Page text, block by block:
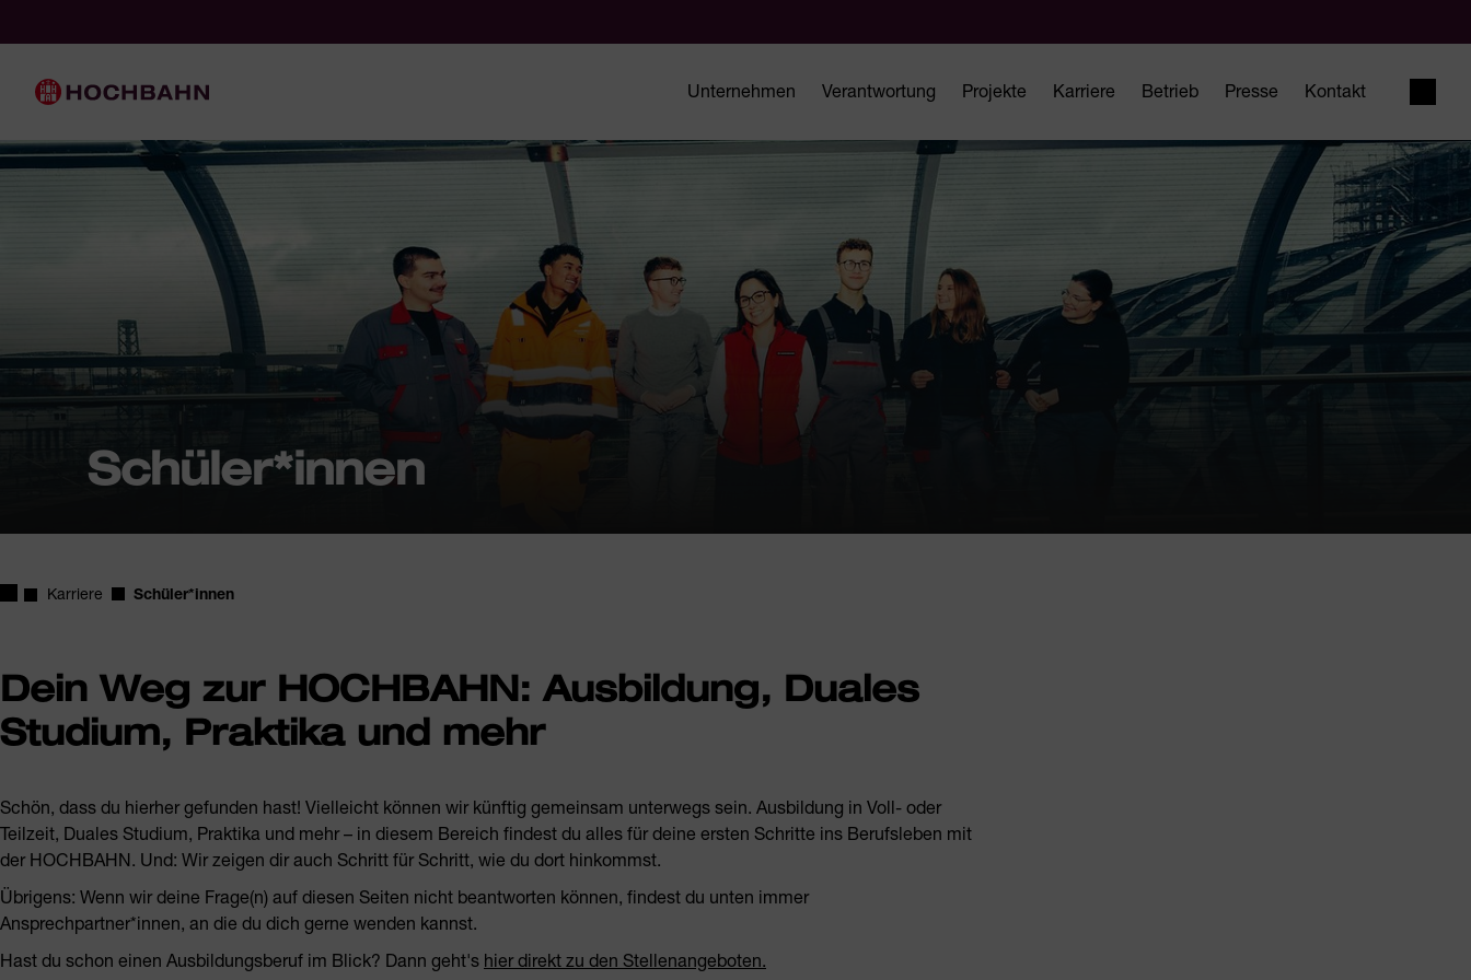
Hauptnavigation
Unternehmen Verantwortung Projekte Karriere Betrieb Presse Kontakt
Schüler*innen
Startseite
Karriere Schüler*innen
Dein Weg zur HOCHBAHN: Ausbildung, Duales
Studium, Praktika und mehr
Schön, dass du hierher gefunden hast! Vielleicht können wir künftig gemeinsam unterwegs sein. Ausbildung in Voll- oder
Teilzeit, Duales Studium, Praktika und mehr – in diesem Bereich findest du alles für deine ersten Schritte ins Berufsleben mit
der HOCHBAHN. Und: Wir zeigen dir auch Schritt für Schritt, wie du dort hinkommst.
Übrigens: Wenn wir deine Frage(n) auf diesen Seiten nicht beantworten können, findest du unten immer
Ansprechpartner*innen, an die du dich gerne wenden kannst.
Hast du schon einen Ausbildungsberuf im Blick? Dann geht's hier direkt zu den Stellenangeboten.